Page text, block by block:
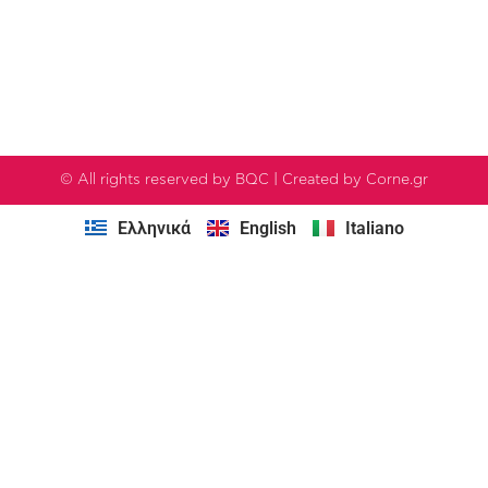
© All rights reserved by BQC | Created by Corne.gr
Ελληνικά English Italiano